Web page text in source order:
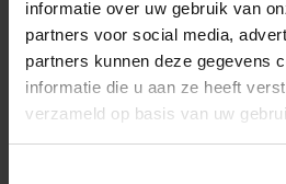
informatie over uw gebruik van
partners voor social media,
partners kunnen deze gegevens
informatie die u aan ze heeft
verzameld op basis van uw
LLP110AE2